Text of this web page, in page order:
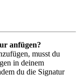
anfügen?
musst du
in deinem
du die Signatur